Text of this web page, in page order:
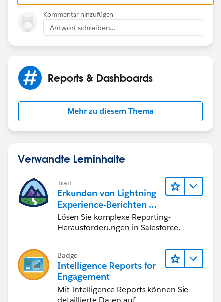
Kind regards
Kommentar hinzufügen
Antwort schreiben...
Reports & Dashboards
Mehr zu diesem Thema
Verwandte Lerninhalte
Trail
Erkunden von Lightning
Experience-Berichten & -
Dashboards
Lösen Sie komplexe Reporting-
Herausforderungen in Salesforce.
Badge
Intelligence Reports for
Engagement
Mit Intelligence Reports können Sie
detaillierte Daten auf